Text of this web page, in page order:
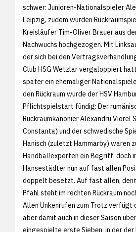
schwer: Junioren-Nationalspieler
Leipzig, zudem wurden
Kreisläufer Tim-Oliver Brauer aus
Nachwuchs hochgezogen. Mit
der sich bei den
Club HSG Wetzlar vergaloppiert
später ein ehemaliger
den Rückraum wurde der HSV
Pflichtspielstart fündig: Der
Rückraumkanonier Alexandru Viorel
Constanta) und der schwedische
Hanisch (zuletzt Hammarby) waren
Handballexperten ein Begriff, doch
Hansestädter nun auf fast allen
doppelt besetzt. Auf fast allen,
Pfahl steht im rechten Rückraum
Allen Unkenrufen zum Trotz verfügt
aber damit auch in dieser Saison
eingespielte erste Sieben, in der der